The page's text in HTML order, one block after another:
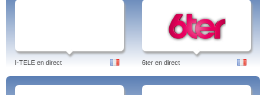
I-TELE en direct 6ter en direct